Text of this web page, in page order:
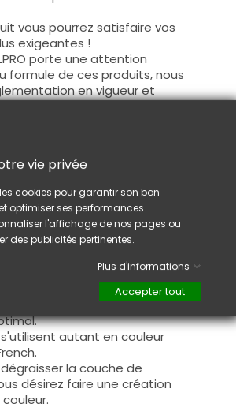
vous pourrez satisfaire vos
exigeantes !
porte une attention
formule de ces produits, nous
en vigueur et
conformité de nos produits.
une sécurité d'utilisation
avec son pinceau, de
la base (il n'est pas
dégraisser la couche de
sur la construction après limage.
en deux couches,
libre à la première couche et
couche pour garantir
autant en couleur
la couche de
désirez faire une création
vie privée
cookies pour garantir son bon
optimiser ses performances
l'affichage de nos pages ou
des publicités pertinentes.
Plus d'informations
Accepter tout